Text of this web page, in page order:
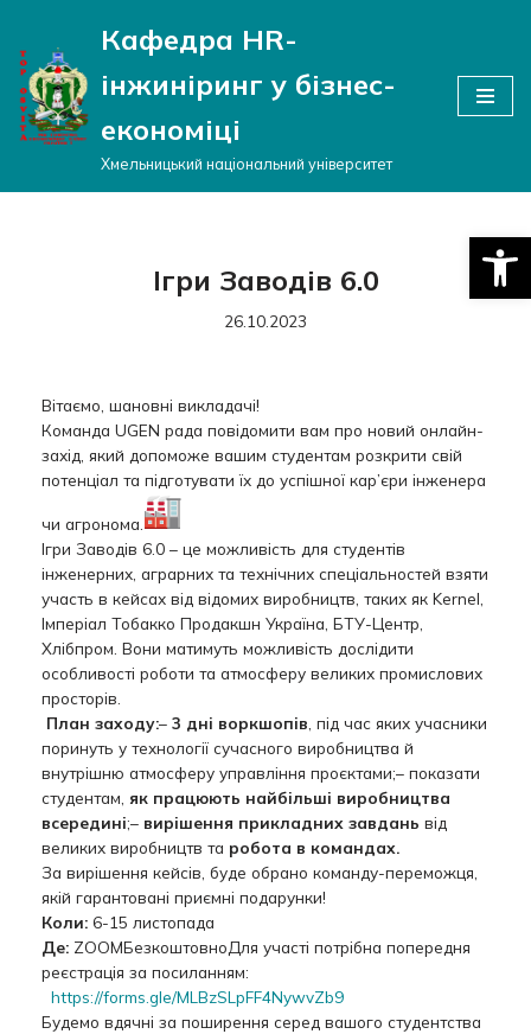
Перейти
до
вмісту
Кафедра HR-
інжиніринг у бізнес-
економіці
Хмельницький національний університет
Ігри Заводів 6.0
26.10.2023
Вітаємо, шановні викладачі!
Команда UGEN рада повідомити вам про новий онлайн-
захід, який допоможе вашим студентам розкрити свій
потенціал та підготувати їх до успішної кар’єри інженера
чи агронома.
Ігри Заводів 6.0 – це можливість для студентів
інженерних, аграрних та технічних спеціальностей взяти
участь в кейсах від відомих виробництв, таких як Kernel,
Імперіал Тобакко Продакшн Україна, БТУ-Центр,
Хлібпром. Вони матимуть можливість дослідити
особливості роботи та атмосферу великих промислових
просторів.
План заходу:– 3 дні воркшопів , під час яких учасники
поринуть у технології сучасного виробництва й
внутрішню атмосферу управління проєктами;– показати
студентам, як працюють найбільші виробництва
всередині;– вирішення прикладних завдань від
великих виробництв та робота в командах.
За вирішення кейсів, буде обрано команду-переможця,
якій гарантовані приємні подарунки!
Коли: 6-15 листопада
Де: ZOOMБезкоштовноДля участі потрібна попередня
реєстрація за посиланням:
https://forms.gle/MLBzSLpFF4NywvZb9
Будемо вдячні за поширення серед вашого студентства